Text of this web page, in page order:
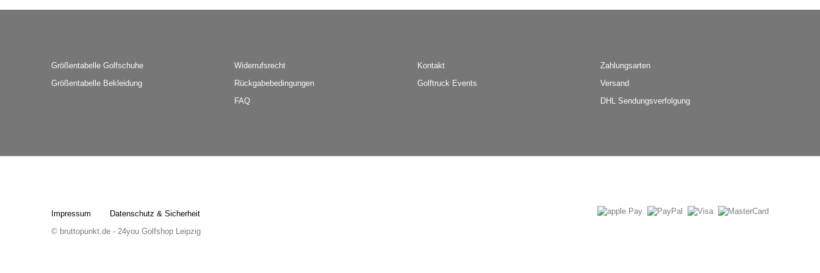
Größentabelle Golfschuhe
Größentabelle Bekleidung
Widerrufsrecht
Rückgabebedingungen
FAQ
Kontakt
Golftruck Events
Zahlungsarten
Versand
DHL Sendungsverfolgung
Impressum
Datenschutz & Sicherheit
© bruttopunkt.de - 24you Golfshop Leipzig